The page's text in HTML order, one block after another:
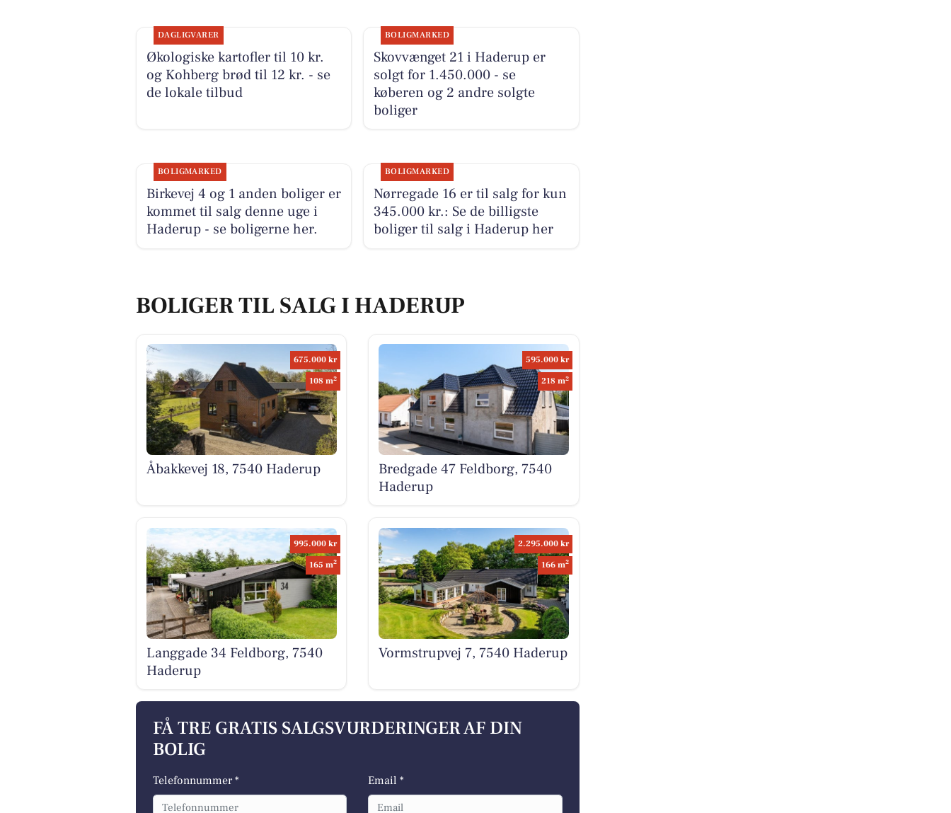
DAGLIGVARER
Økologiske kartofler til 10 kr.
og Kohberg brød til 12 kr. - se
de lokale tilbud
BOLIGMARKED
Skovvænget 21 i Haderup er
solgt for 1.450.000 - se
køberen og 2 andre solgte
boliger
BOLIGMARKED
Birkevej 4 og 1 anden boliger er
kommet til salg denne uge i
Haderup - se boligerne her.
BOLIGMARKED
Nørregade 16 er til salg for kun
345.000 kr.: Se de billigste
boliger til salg i Haderup her
BOLIGER TIL SALG I HADERUP
675.000 kr
108 m2
Åbakkevej 18, 7540 Haderup
595.000 kr
218 m2
Bredgade 47 Feldborg, 7540
Haderup
995.000 kr
165 m2
Langgade 34 Feldborg, 7540
Haderup
2.295.000 kr
166 m2
Vormstrupvej 7, 7540 Haderup
FÅ TRE GRATIS SALGSVURDERINGER AF DIN
BOLIG
Telefonnummer * Email *